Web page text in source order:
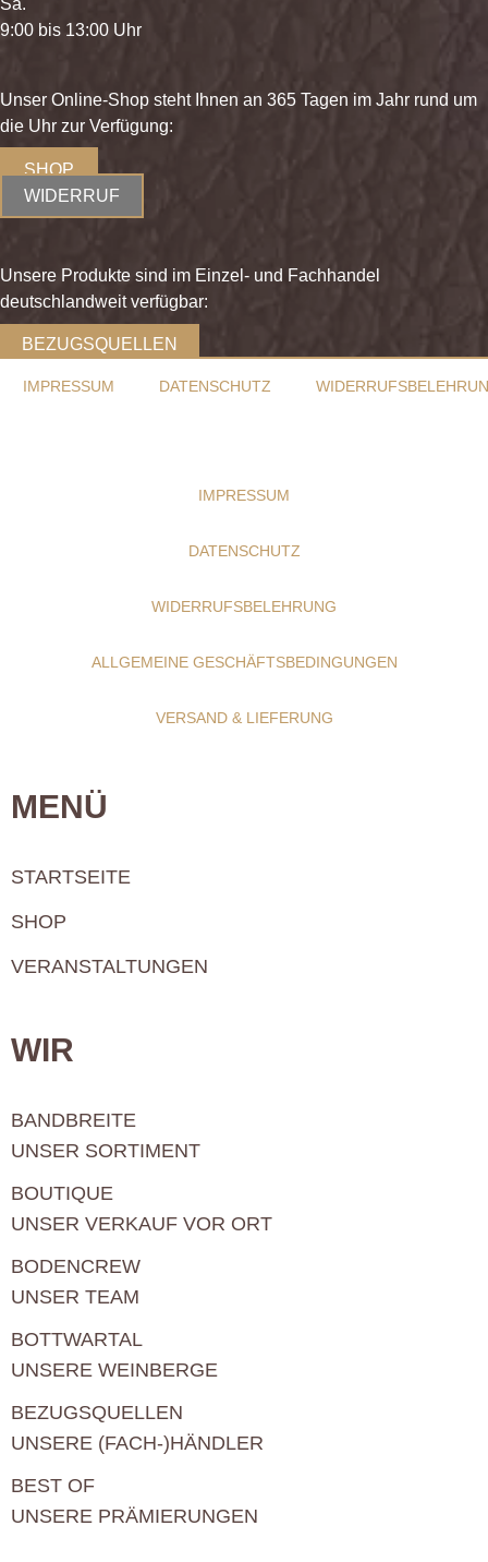
Sa.
9:00 bis 13:00 Uhr
Unser Online-Shop steht Ihnen an 365 Tagen im Jahr rund um
die Uhr zur Verfügung:
SHOP
WIDERRUF
Unsere Produkte sind im Einzel- und Fachhandel
deutschlandweit verfügbar:
BEZUGSQUELLEN
IMPRESSUM DATENSCHUTZ
IMPRESSUM
DATENSCHUTZ
WIDERRUFSBELEHRUNG
ALLGEMEINE GESCHÄFTSBEDINGUNGEN
VERSAND & LIEFERUNG
MENÜ
STARTSEITE
SHOP
VERANSTALTUNGEN
WIR
BANDBREITE
UNSER SORTIMENT
BOUTIQUE
UNSER VERKAUF VOR ORT
BODENCREW
UNSER TEAM
BOTTWARTAL
UNSERE WEINBERGE
BEZUGSQUELLEN
UNSERE (FACH-)HÄNDLER
BEST OF
UNSERE PRÄMIERUNGEN